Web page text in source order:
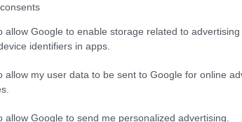
allow Google to enable storage related to
identifiers in apps.
allow my user data to be sent to Google for online
allow Google to send me personalized advertising.
οι επιχειρήσεις μέλη των
τα προβλήματα που
στην Ουκρανία, το ζήτημα της